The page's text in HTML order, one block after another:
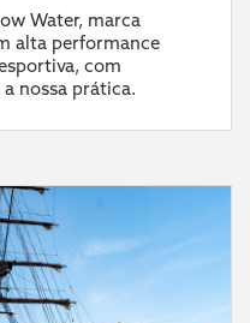
Water, marca
alta performance
com
nossa prática.